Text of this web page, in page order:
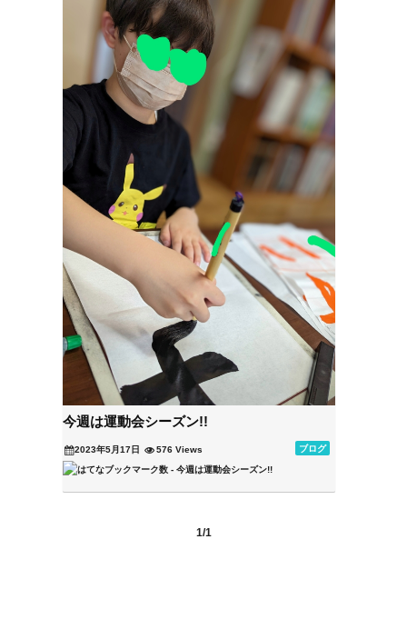
今週は運動会シーズン!!
2023年5月17日 ブログ
576 Views
1/1